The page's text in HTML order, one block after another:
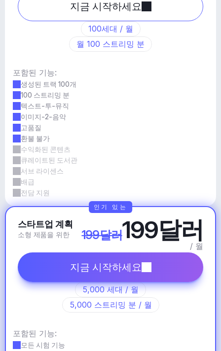
지금 시작하세요
100세대 / 월
월 100 스트리밍 분
포함된 기능:
생성된 트랙 100개
100 스트리밍 분
텍스트-투-뮤직
이미지-2-음악
고품질
환불 불가
수익화된 콘텐츠
큐레이트된 도서관
서브 라이센스
배급
전담 지원
스타트업 계획
소형 제품을 위한 199달러199달러
/ 월
지금 시작하세요
5,000 세대 / 월
5,000 스트리밍 분 / 월
포함된 기능:
모든 시험 기능
인기 있는